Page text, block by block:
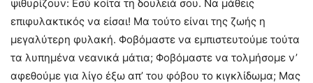
ψιθυρίζουν: Εσύ κοίτα τη δουλειά σου. Να μάθεις
επιφυλακτικός να είσαι! Μα τούτο είναι της ζωής η
μεγαλύτερη φυλακή. Φοβόμαστε να εμπιστευτούμε τούτα
τα λυπημένα νεανικά μάτια; Φοβόμαστε να τολμήσομε ν’
αφεθούμε για λίγο έξω απ’ του φόβου το κιγκλίδωμα; Μας